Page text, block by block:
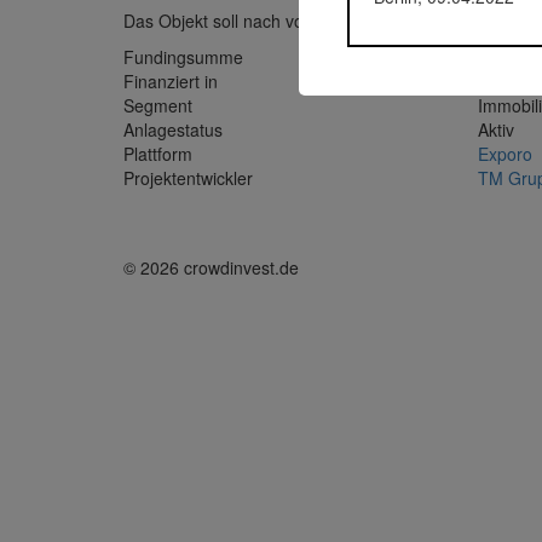
Das Objekt soll nach vollständigem Erwerb in Wohn-
Fundingsumme
Finanziert in
Segment
Anlagestatus
Aktiv
Plattform
Exporo
Projektentwickler
TM
© 2026 crowdinvest.de